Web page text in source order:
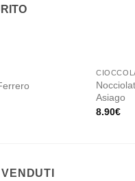
Asiago
8.90€